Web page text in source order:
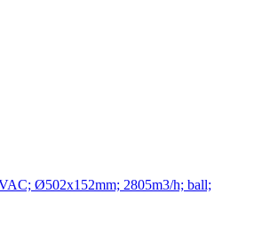
Ø502x152mm; 2805m3/h; ball;